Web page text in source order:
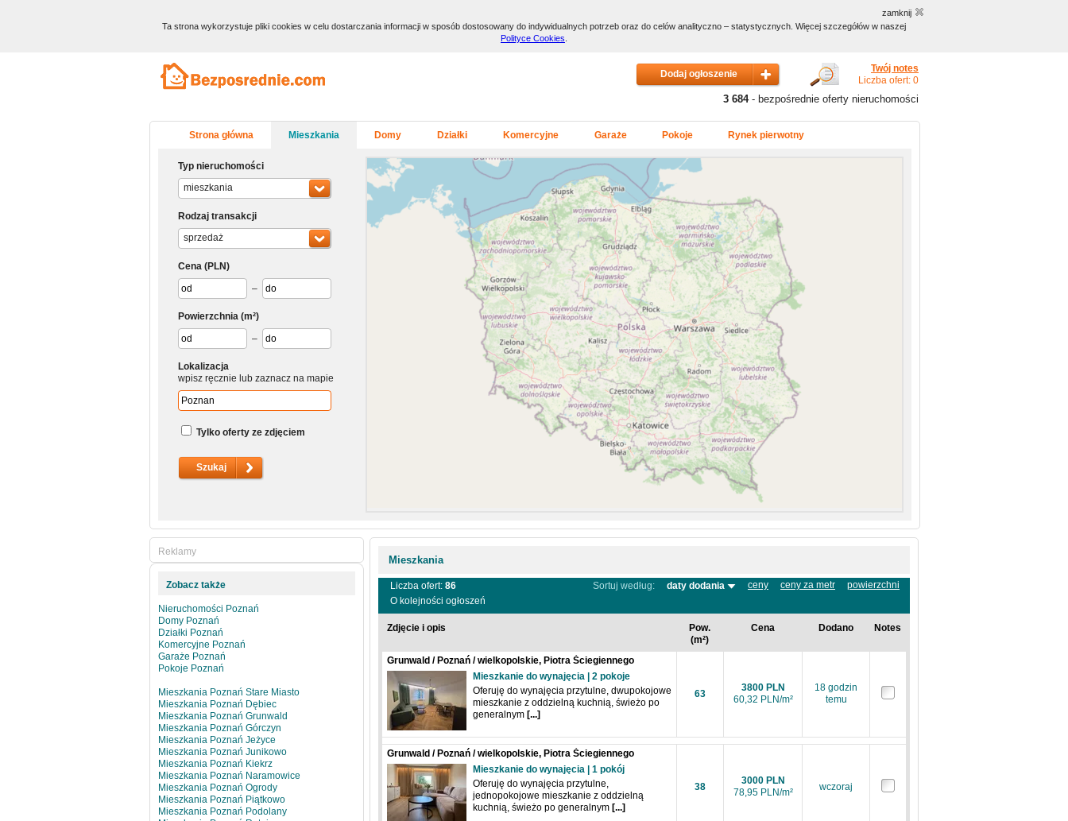
zamknij
Ta strona wykorzystuje pliki cookies w celu dostarczania informacji w sposób dostosowany do indywidualnych potrzeb oraz do celów analityczno – statystycznych. Więcej szczegółów w naszej
Polityce Cookies
Twój notes
Liczba ofert: 0
3 684- bezpośrednie oferty nieruchomości
Strona główna Mieszkania Domy Działki Komercyjne Garaże Pokoje Rynek pierwotny
Typ nieruchomości
mieszkania
Rodzaj transakcji
sprzedaż
Cena (PLN)
–
Powierzchnia (m²)
–
Lokalizacja
wpisz ręcznie lub zaznacz na mapie
Tylko oferty ze zdjęciem
Mieszkania
Liczba ofert: 86 Sortuj według: daty dodania ceny ceny za metr
powierzchni
O kolejności ogłoszeń
Zdjęcie i opis
Pow.
(m²)
Cena Dodano Notes
Grunwald / Poznań / wielkopolskie, Piotra Ściegiennego
Mieszkanie do wynajęcia | 2 pokoje
Oferuję do wynajęcia przytulne, dwupokojowe
mieszkanie z oddzielną kuchnią, świeżo po
generalnym [...]
63
3800 PLN
60,32 PLN/m²
18 godzin
temu
Grunwald / Poznań / wielkopolskie, Piotra Ściegiennego
Mieszkanie do wynajęcia | 1 pokój
Oferuję do wynajęcia przytulne,
jednopokojowe mieszkanie z oddzielną
kuchnią, świeżo po generalnym [...]
38
3000 PLN
78,95 PLN/m²
wczoraj
Reklamy
Zobacz także
Nieruchomości Poznań
Domy Poznań
Działki Poznań
Komercyjne Poznań
Garaże Poznań
Pokoje Poznań
Mieszkania Poznań Stare Miasto
Mieszkania Poznań Dębiec
Mieszkania Poznań Grunwald
Mieszkania Poznań Górczyn
Mieszkania Poznań Jeżyce
Mieszkania Poznań Junikowo
Mieszkania Poznań Kiekrz
Mieszkania Poznań Naramowice
Mieszkania Poznań Ogrody
Mieszkania Poznań Piątkowo
Mieszkania Poznań Podolany